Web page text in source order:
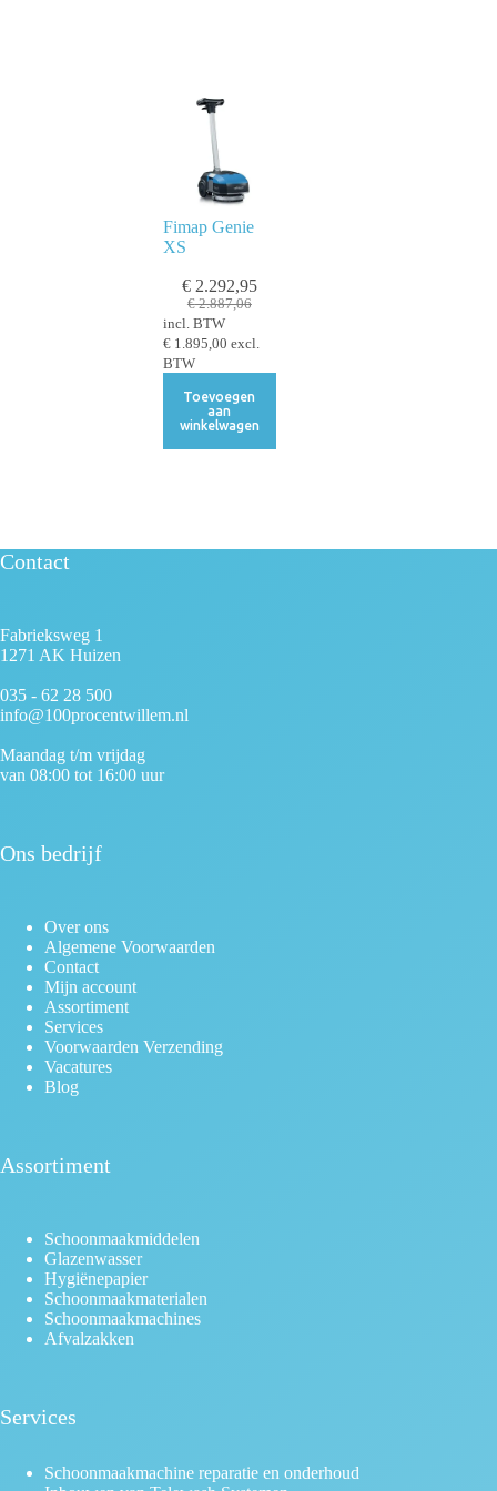
Fimap Genie
XS
€2.887,06
€2.292,95
incl. BTW
€1.895,00 excl.
BTW
Toevoegen
aan
winkelwagen
Contact
Fabrieksweg 1
1271 AK Huizen
035 - 62 28 500
info@100procentwillem.nl
Maandag t/m vrijdag
van 08:00 tot 16:00 uur
Ons bedrijf
Over ons
Algemene Voorwaarden
Contact
Mijn account
Assortiment
Services
Voorwaarden Verzending
Vacatures
Blog
Assortiment
Schoonmaakmiddelen
Glazenwasser
Hygiënepapier
Schoonmaakmaterialen
Schoonmaakmachines
Afvalzakken
Services
Schoonmaakmachine reparatie en onderhoud